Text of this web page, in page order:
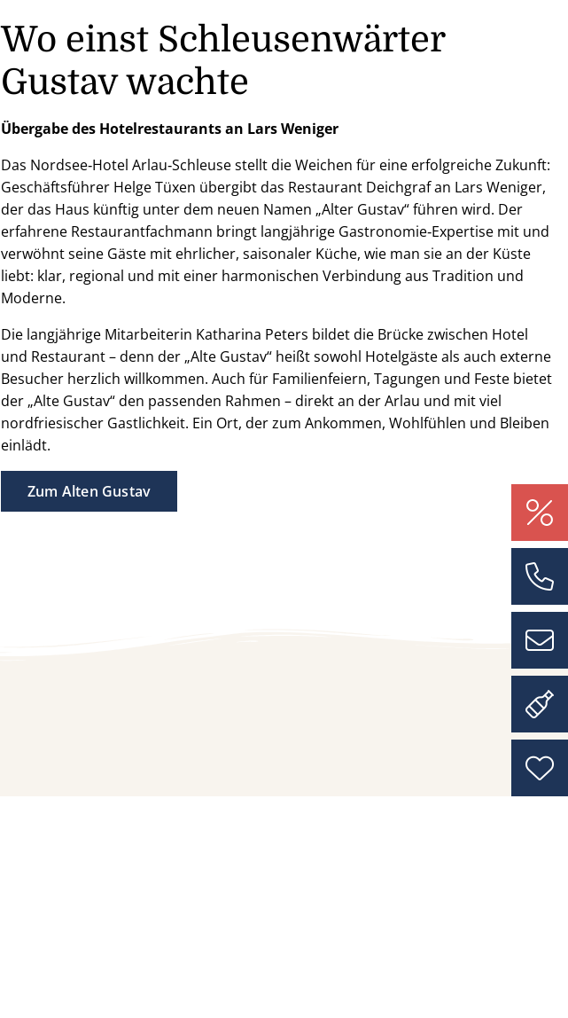
Wo einst Schleusenwärter
Gustav wachte
Übergabe des Hotelrestaurants an Lars Weniger
Das Nordsee‑Hotel Arlau‑Schleuse stellt die Weichen für eine erfolgreiche Zukunft:
Geschäftsführer Helge Tüxen übergibt das Restaurant Deichgraf an Lars Weniger,
der das Haus künftig unter dem neuen Namen „Alter Gustav“ führen wird. Der
erfahrene Restaurantfachmann bringt langjährige Gastronomie‑Expertise mit und
verwöhnt seine Gäste mit ehrlicher, saisonaler Küche, wie man sie an der Küste
liebt: klar, regional und mit einer harmonischen Verbindung aus Tradition und
Moderne.
Die langjährige Mitarbeiterin Katharina Peters bildet die Brücke zwischen Hotel
und Restaurant – denn der „Alte Gustav“ heißt sowohl Hotelgäste als auch externe
Besucher herzlich willkommen. Auch für Familienfeiern, Tagungen und Feste bietet
der „Alte Gustav“ den passenden Rahmen – direkt an der Arlau und mit viel
nordfriesischer Gastlichkeit. Ein Ort, der zum Ankommen, Wohlfühlen und Bleiben
einlädt.
Zum Alten Gustav